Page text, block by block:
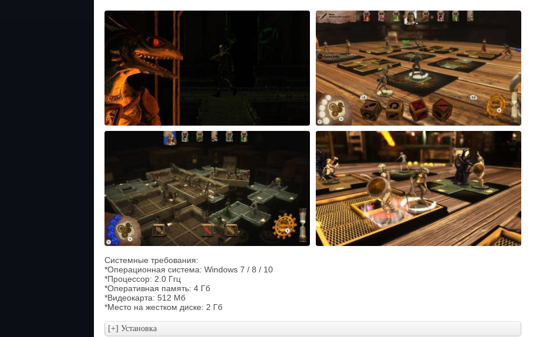
Системные требования:
*Операционная система: Windows 7 / 8 / 10
*Процессор: 2.0 Ггц
*Оперативная память: 4 Гб
*Видеокарта: 512 Мб
*Место на жестком диске: 2 Гб